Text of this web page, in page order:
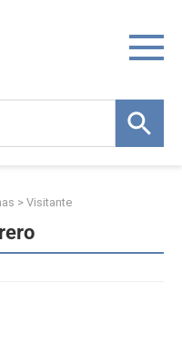
> Visitante